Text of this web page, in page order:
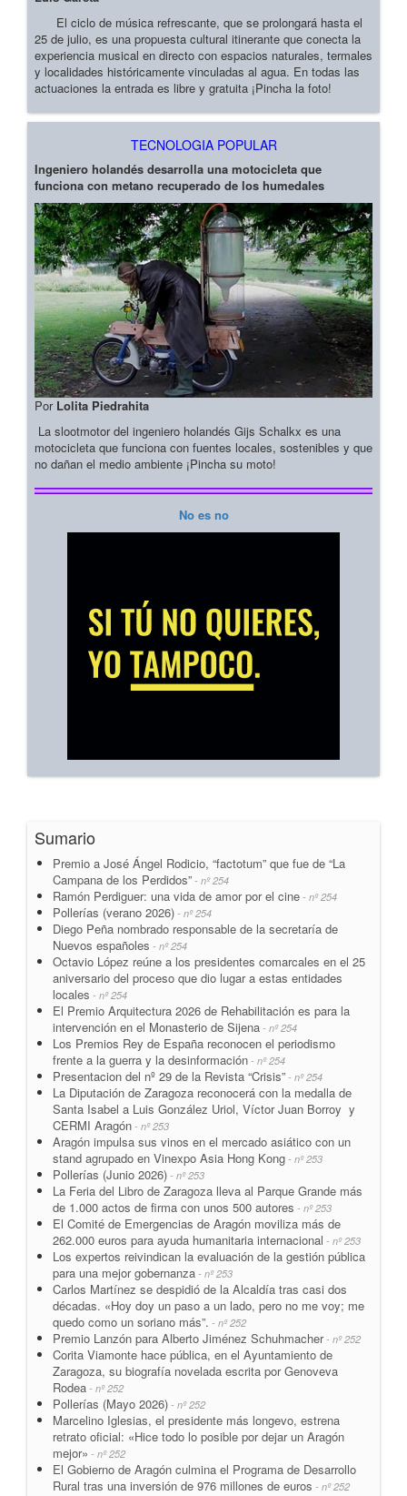
El ciclo de música refrescante, que se prolongará hasta el
25 de julio, es una propuesta cultural itinerante que conecta la
experiencia musical en directo con espacios naturales, termales
y localidades históricamente vinculadas al agua. En todas las
actuaciones la entrada es libre y gratuita ¡Pincha la foto!
TECNOLOGIA POPULAR
Ingeniero holandés desarrolla una motocicleta que
funciona con metano recuperado de los humedales
Por Lolita Piedrahita
La slootmotor del ingeniero holandés Gijs Schalkx es una
motocicleta que funciona con fuentes locales, sostenibles y que
no dañan el medio ambiente ¡Pincha su moto!
No es no
Sumario
Premio a José Ángel Rodicio, “factotum” que fue de “La
Campana de los Perdidos” - nº 254
Ramón Perdiguer: una vida de amor por el cine - nº 254
Pollerías (verano 2026) - nº 254
Diego Peña nombrado responsable de la secretaría de
Nuevos españoles - nº 254
Octavio López reúne a los presidentes comarcales en el 25
aniversario del proceso que dio lugar a estas entidades
locales - nº 254
El Premio Arquitectura 2026 de Rehabilitación es para la
intervención en el Monasterio de Sijena - nº 254
Los Premios Rey de España reconocen el periodismo
frente a la guerra y la desinformación - nº 254
Presentacion del nº 29 de la Revista “Crisis” - nº 254
La Diputación de Zaragoza reconocerá con la medalla de
Santa Isabel a Luis González Uriol, Víctor Juan Borroy y
CERMI Aragón - nº 253
Aragón impulsa sus vinos en el mercado asiático con un
stand agrupado en Vinexpo Asia Hong Kong - nº 253
Pollerías (Junio 2026) - nº 253
La Feria del Libro de Zaragoza lleva al Parque Grande más
de 1.000 actos de firma con unos 500 autores - nº 253
El Comité de Emergencias de Aragón moviliza más de
262.000 euros para ayuda humanitaria internacional - nº 253
Los expertos reivindican la evaluación de la gestión pública
para una mejor gobernanza - nº 253
Carlos Martínez se despidió de la Alcaldía tras casi dos
décadas. «Hoy doy un paso a un lado, pero no me voy; me
quedo como un soriano más”. - nº 252
Premio Lanzón para Alberto Jiménez Schuhmacher- nº 252
Corita Viamonte hace pública, en el Ayuntamiento de
Zaragoza, su biografía novelada escrita por Genoveva
Rodea - nº 252
Pollerías (Mayo 2026) - nº 252
Marcelino Iglesias, el presidente más longevo, estrena
retrato oficial: «Hice todo lo posible por dejar un Aragón
mejor» - nº 252
El Gobierno de Aragón culmina el Programa de Desarrollo
Rural tras una inversión de 976 millones de euros - nº 252